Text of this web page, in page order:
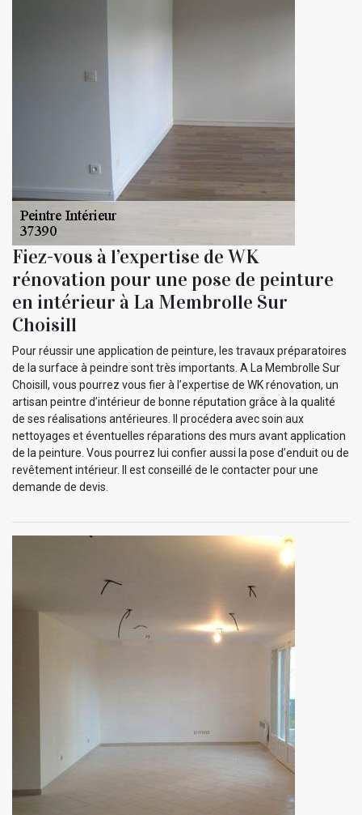
Fiez-vous à l’expertise de WK
rénovation pour une pose de peinture
en intérieur à La Membrolle Sur
Choisill
Pour réussir une application de peinture, les travaux préparatoires
de la surface à peindre sont très importants. A La Membrolle Sur
Choisill, vous pourrez vous fier à l’expertise de WK rénovation, un
artisan peintre d’intérieur de bonne réputation grâce à la qualité
de ses réalisations antérieures. Il procédera avec soin aux
nettoyages et éventuelles réparations des murs avant application
de la peinture. Vous pourrez lui confier aussi la pose d’enduit ou de
revêtement intérieur. Il est conseillé de le contacter pour une
demande de devis.